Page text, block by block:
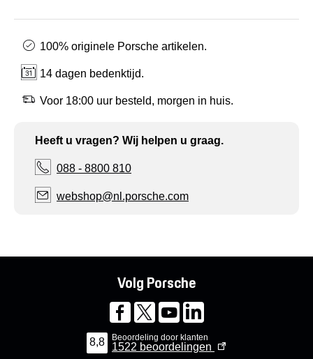
100% originele Porsche artikelen.
14 dagen bedenktijd.
Voor 18:00 uur besteld, morgen in huis.
Heeft u vragen? Wij helpen u graag.
088 - 8800 810
webshop@nl.porsche.com
Volg Porsche
8,8 Beoordeling door klanten
1522 beoordelingen